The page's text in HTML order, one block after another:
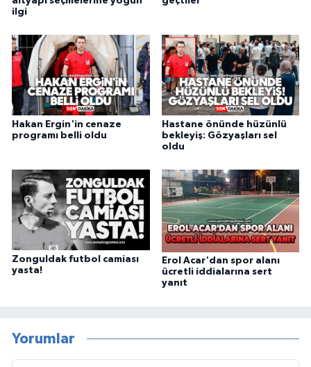
ilgi
Hakan Ergin'in cenaze
programı belli oldu
Hastane önünde hüzünlü
bekleyiş: Gözyaşları sel
oldu
Zonguldak futbol camiası
yasta!
Erol Acar'dan spor alanı
ücretli iddialarına sert
yanıt
Yorumlar